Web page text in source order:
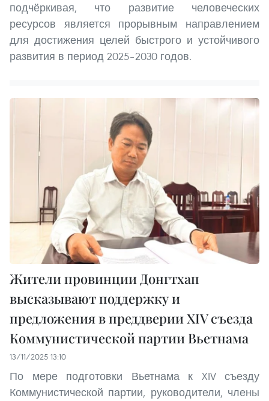
подчёркивая, что развитие человеческих
ресурсов является прорывным направлением
для достижения целей быстрого и устойчивого
развития в период 2025–2030 годов.
Жители провинции Донгтхап
высказывают поддержку и
предложения в преддверии XIV съезда
Коммунистической партии Вьетнама
13/11/2025 13:10
По мере подготовки Вьетнама к XIV съезду
Коммунистической партии, руководители, члены